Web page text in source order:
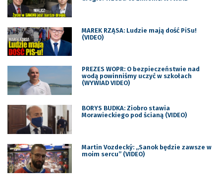
MAREK RZĄSA: Ludzie mają dość PiSu!
(VIDEO)
PREZES WOPR: O bezpieczeństwie nad
wodą powinniśmy uczyć w szkołach
(WYWIAD VIDEO)
BORYS BUDKA: Ziobro stawia
Morawieckiego pod ścianą (VIDEO)
Martin Vozdecký: „Sanok będzie zawsze w
moim sercu” (VIDEO)